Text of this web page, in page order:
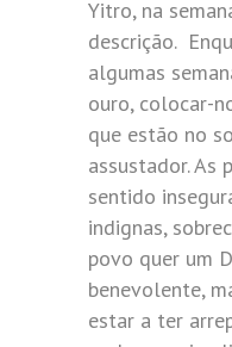
Yitro, na
descrição.
algumas
ouro, colocar-
que estão no
assustador. As
sentido
indignas,
povo quer um
benevolente,
estar a ter